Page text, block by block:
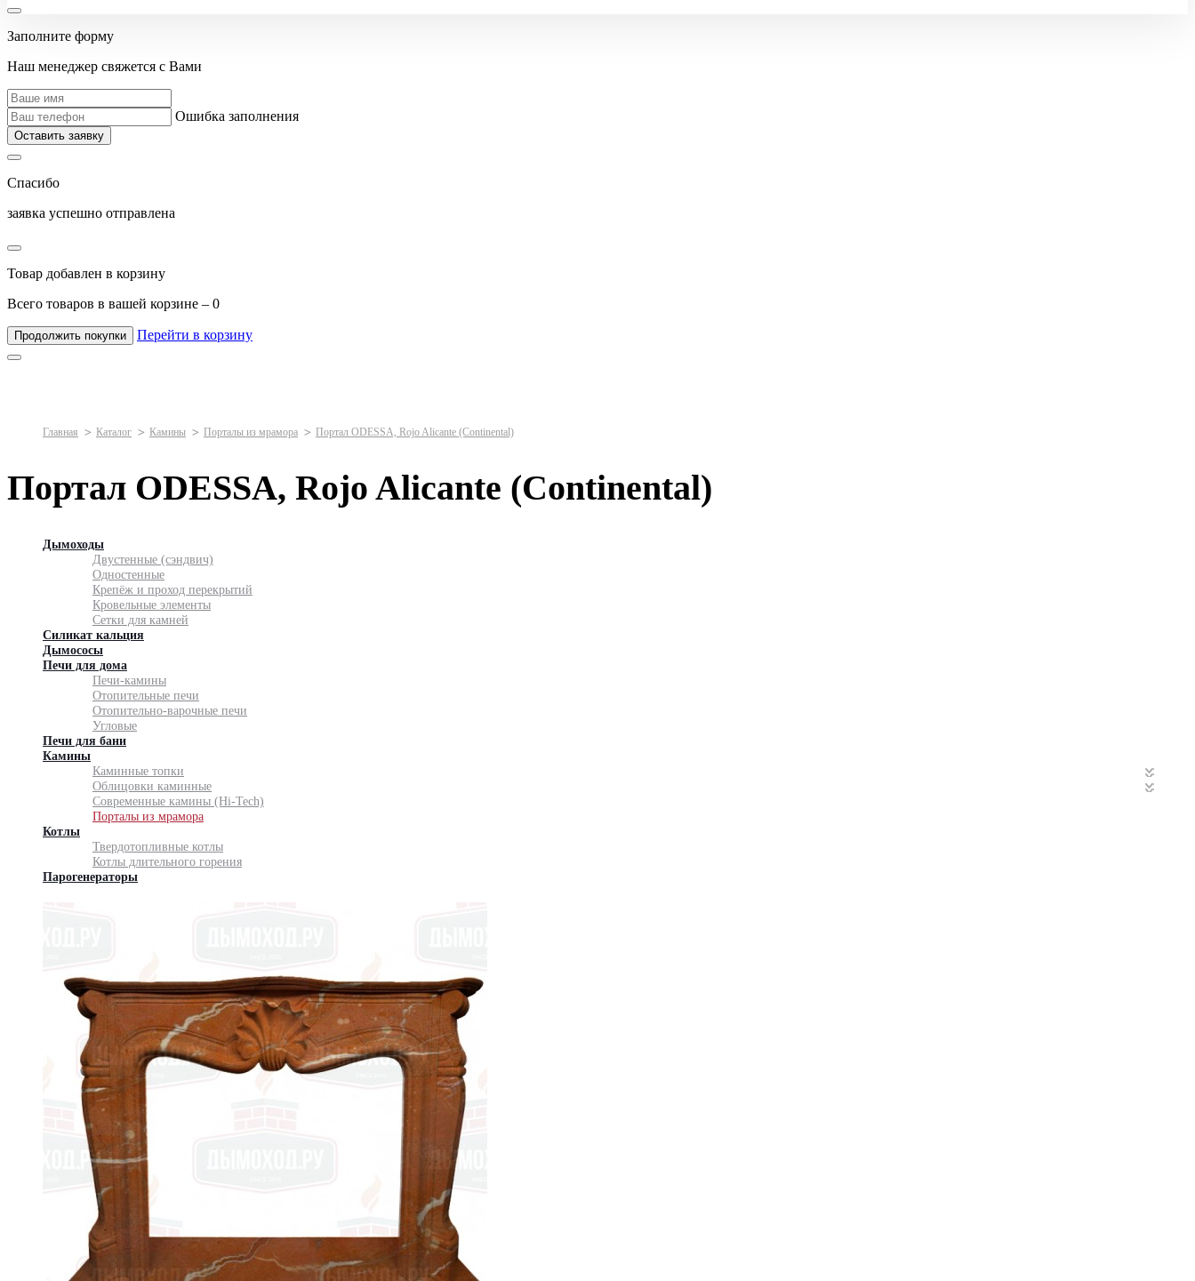
Заполните форму
Наш менеджер свяжется с Вами
Ошибка заполнения
Оставить заявку
Спасибо
заявка успешно отправлена
Товар добавлен в корзину
Всего товаров в вашей корзине – 0
Продолжить покупки Перейти в корзину
Главная Каталог Камины Порталы из мрамора Портал ODESSA, Rojo Alicante (Continental)
Портал ODESSA, Rojo Alicante (Continental)
Дымоходы
Двустенные (сэндвич)
Одностенные
Крепёж и проход перекрытий
Кровельные элементы
Сетки для камней
Силикат кальция
Дымососы
Печи для дома
Печи-камины
Отопительные печи
Отопительно-варочные печи
Угловые
Печи для бани
Камины
Каминные топки
Облицовки каминные
Современные камины (Hi-Tech)
Порталы из мрамора
Котлы
Твердотопливные котлы
Котлы длительного горения
Парогенераторы